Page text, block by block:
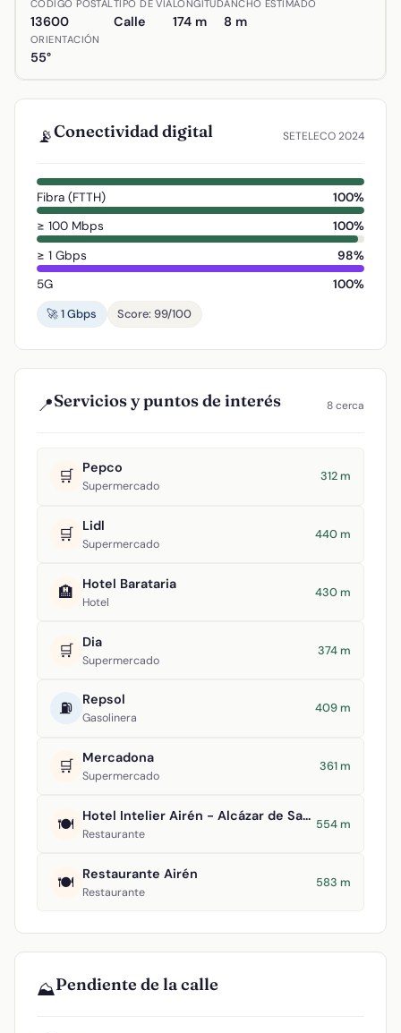
CÓDIGO POSTAL
13600
TIPO DE VÍA
Calle
LONGITUD
174 m
ANCHO ESTIMADO
8 m
ORIENTACIÓN
55°
📡Conectividad digital SETELECO 2024
Fibra (FTTH)
100%
≥ 100 Mbps
100%
≥ 1 Gbps
98%
5G
100%
🚀 1 Gbps
Score: 99/100
📍Servicios y puntos de interés 8 cerca
🛒 Pepco
Supermercado
312 m
🛒 Lidl
Supermercado
440 m
🏨 Hotel Barataria
Hotel
430 m
🛒 Dia
Supermercado
374 m
⛽ Repsol
Gasolinera
409 m
🛒 Mercadona
Supermercado
361 m
🍽️ Hotel Intelier Airén - Alcázar de San Juan
Restaurante
554 m
🍽️ Restaurante Airén
Restaurante
583 m
⛰️Pendiente de la calle